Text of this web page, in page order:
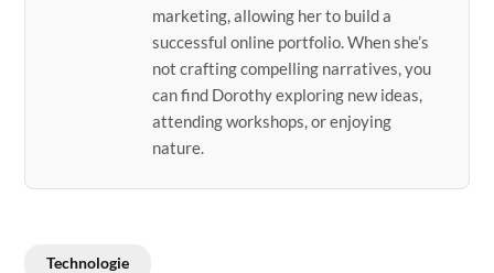
marketing, allowing her to build a
successful online portfolio. When she’s
not crafting compelling narratives, you
can find Dorothy exploring new ideas,
attending workshops, or enjoying
nature.
Technologie